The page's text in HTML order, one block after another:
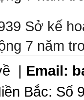
Sở kế
7 năm
| Email:
Bắc: